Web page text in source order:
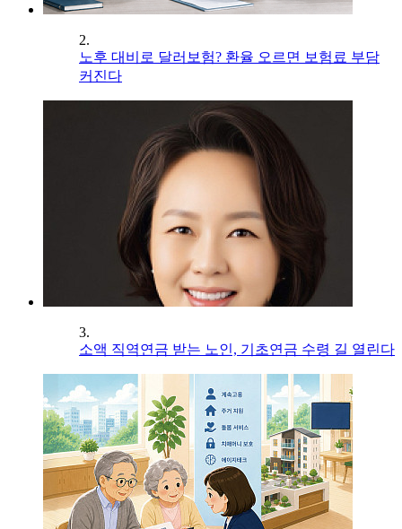
2.
노후 대비로 달러보험? 환율 오르면 보험료 부담
커진다
3.
소액 직역연금 받는 노인, 기초연금 수령 길 열린다